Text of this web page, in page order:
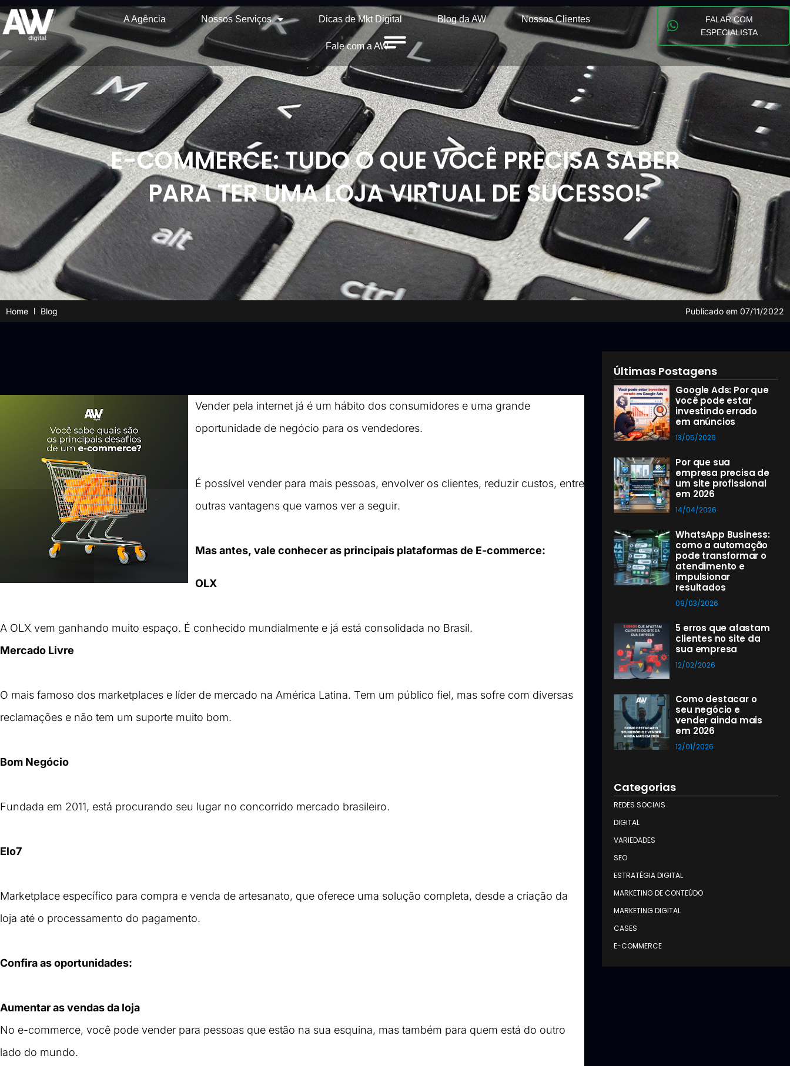
A Agência Nossos Serviços Dicas de Mkt Digital Blog da AW Nossos Clientes
Fale com a AW
FALAR COM
ESPECIALISTA
E-COMMERCE: TUDO O QUE VOCÊ PRECISA SABER
PARA TER UMA LOJA VIRTUAL DE SUCESSO!
Home Blog Publicado em 07/11/2022
Vender pela internet já é um hábito dos consumidores e uma grande
oportunidade de negócio para os vendedores.
É possível vender para mais pessoas, envolver os clientes, reduzir custos, entre
outras vantagens que vamos ver a seguir.
Mas antes, vale conhecer as principais plataformas de E-commerce:
OLX
A OLX vem ganhando muito espaço. É conhecido mundialmente e já está consolidada no Brasil.
Mercado Livre
O mais famoso dos marketplaces e líder de mercado na América Latina. Tem um público fiel, mas sofre com diversas
reclamações e não tem um suporte muito bom.
Bom Negócio
Fundada em 2011, está procurando seu lugar no concorrido mercado brasileiro.
Elo7
Marketplace específico para compra e venda de artesanato, que oferece uma solução completa, desde a criação da
loja até o processamento do pagamento.
Confira as oportunidades:
Aumentar as vendas da loja
No e-commerce, você pode vender para pessoas que estão na sua esquina, mas também para quem está do outro
lado do mundo.
Últimas Postagens
Google Ads: Por que
você pode estar
investindo errado
em anúncios
13/05/2026
Por que sua
empresa precisa de
um site profissional
em 2026
14/04/2026
WhatsApp Business:
como a automação
pode transformar o
atendimento e
impulsionar
resultados
09/03/2026
5 erros que afastam
clientes no site da
sua empresa
12/02/2026
Como destacar o
seu negócio e
vender ainda mais
em 2026
12/01/2026
Categorias
REDES SOCIAIS
DIGITAL
VARIEDADES
SEO
ESTRATÉGIA DIGITAL
MARKETING DE CONTEÚDO
MARKETING DIGITAL
CASES
E-COMMERCE